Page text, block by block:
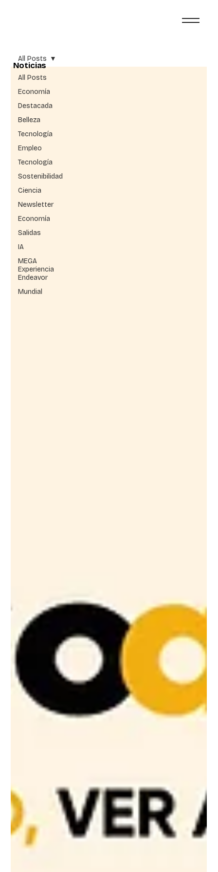
All Posts
Economía
Destacada
Belleza
Tecnología
Empleo
Tecnología
Sostenibilidad
Ciencia
Newsletter
Economía
Salidas
IA
MEGA
Experiencia
Endeavor
Mundial
All Posts
Noticias